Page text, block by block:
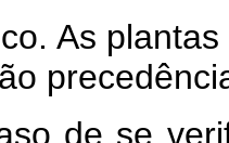
As
de se